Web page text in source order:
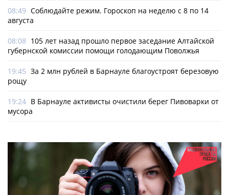
08:49 Соблюдайте режим. Гороскоп на неделю с 8 по 14
августа
08:08 105 лет назад прошло первое заседание Алтайской
губернской комиссии помощи голодающим Поволжья
19:45 За 2 млн рублей в Барнауле благоустроят березовую
рощу
19:24 В Барнауле активисты очистили берег Пивоварки от
мусора